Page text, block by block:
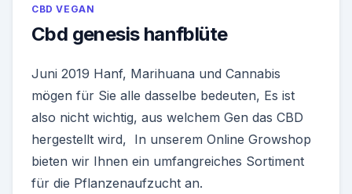
CBD VEGAN
Cbd genesis hanfblüte
Juni 2019 Hanf, Marihuana und Cannabis
mögen für Sie alle dasselbe bedeuten, Es ist
also nicht wichtig, aus welchem Gen das CBD
hergestellt wird, In unserem Online Growshop
bieten wir Ihnen ein umfangreiches Sortiment
für die Pflanzenaufzucht an.